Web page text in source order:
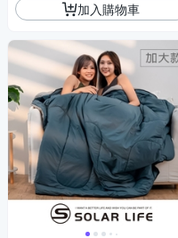
加入購物車